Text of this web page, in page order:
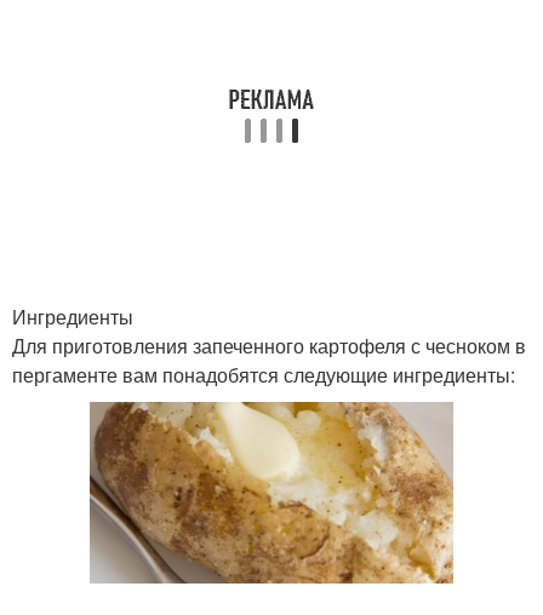
Ингредиенты
Для приготовления запеченного картофеля с чесноком в
пергаменте вам понадобятся следующие ингредиенты: